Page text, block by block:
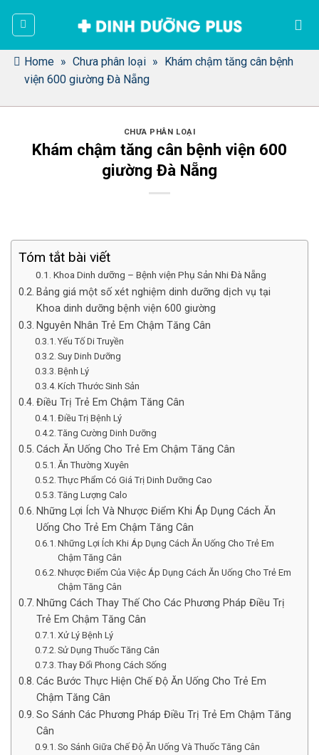
dung Home » Chưa phân loại » Khám chậm tăng cân bệnh
viện 600 giường Đà Nẵng
CHƯA PHÂN LOẠI
Khám chậm tăng cân bệnh viện 600
giường Đà Nẵng
Tóm tắt bài viết
Khoa Dinh dưỡng – Bệnh viện Phụ Sản Nhi Đà Nẵng
Bảng giá một số xét nghiệm dinh dưỡng dịch vụ tại
Khoa dinh dưỡng bệnh viện 600 giường
Nguyên Nhân Trẻ Em Chậm Tăng Cân
Yếu Tố Di Truyền
Suy Dinh Dưỡng
Bệnh Lý
Kích Thước Sinh Sản
Điều Trị Trẻ Em Chậm Tăng Cân
Điều Trị Bệnh Lý
Tăng Cường Dinh Dưỡng
Cách Ăn Uống Cho Trẻ Em Chậm Tăng Cân
Ăn Thường Xuyên
Thực Phẩm Có Giá Trị Dinh Dưỡng Cao
Tăng Lượng Calo
Những Lợi Ích Và Nhược Điểm Khi Áp Dụng Cách Ăn
Uống Cho Trẻ Em Chậm Tăng Cân
Những Lợi Ích Khi Áp Dụng Cách Ăn Uống Cho Trẻ Em
Chậm Tăng Cân
Nhược Điểm Của Việc Áp Dụng Cách Ăn Uống Cho Trẻ Em
Chậm Tăng Cân
Những Cách Thay Thế Cho Các Phương Pháp Điều Trị
Trẻ Em Chậm Tăng Cân
Xử Lý Bệnh Lý
Sử Dụng Thuốc Tăng Cân
Thay Đổi Phong Cách Sống
Các Bước Thực Hiện Chế Độ Ăn Uống Cho Trẻ Em
Chậm Tăng Cân
So Sánh Các Phương Pháp Điều Trị Trẻ Em Chậm Tăng
Cân
So Sánh Giữa Chế Độ Ăn Uống Và Thuốc Tăng Cân